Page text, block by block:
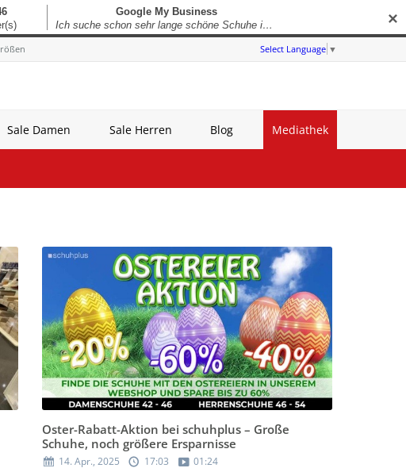
Select Language ▼
Sale Damen Sale Herren Blog Mediathek
Oster-Rabatt-Aktion bei schuhplus – Große
Schuhe, noch größere Ersparnisse
14. Apr., 2025 17:03 01:24
✕